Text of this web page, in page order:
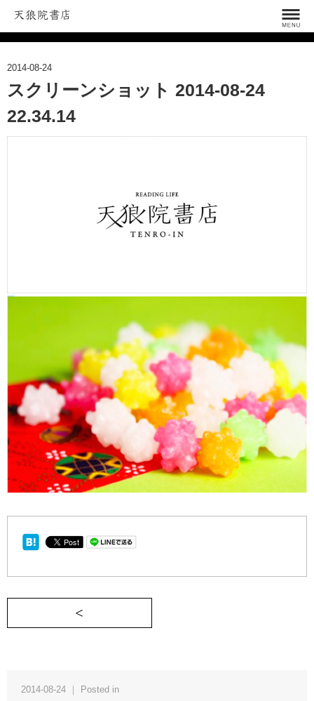
2014-08-24
スクリーンショット 2014-08-24
22.34.14
2014-08-24 ｜ Posted in